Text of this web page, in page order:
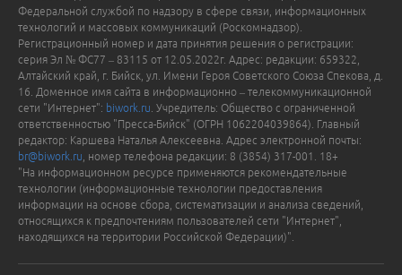
Федеральной службой по надзору в сфере связи, информационных
технологий и массовых коммуникаций (Роскомнадзор).
Регистрационный номер и дата принятия решения о регистрации:
серия Эл № ФС77 – 83115 от 12.05.2022г. Адрес: редакции: 659322,
Алтайский край, г. Бийск, ул. Имени Героя Советского Союза Спекова, д.
16. Доменное имя сайта в информационно – телекоммуникационной
сети "Интернет": biwork.ru . Учредитель: Общество с ограниченной
ответственностью "Пресса-Бийск" (ОГРН 1062204039864). Главный
редактор: Каршева Наталья Алексеевна. Адрес электронной почты:
br@biwork.ru , номер телефона редакции: 8 (3854) 317-001. 18+
"На информационном ресурсе применяются рекомендательные
технологии (информационные технологии предоставления
информации на основе сбора, систематизации и анализа сведений,
относящихся к предпочтениям пользователей сети "Интернет",
находящихся на территории Российской Федерации)".